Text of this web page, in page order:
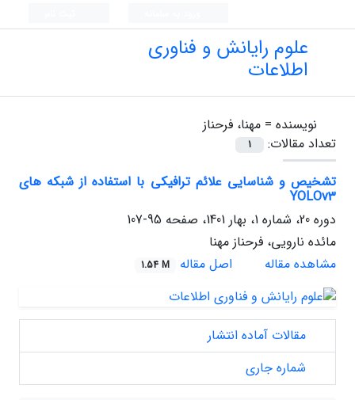
علوم رایانش و فناوری
اطلاعات
نویسنده = مهنا، فرحناز
تعداد مقالات:
1
تشخیص و شناسایی علائم ترافیکی با استفاده از شبکه های
YOLOv3
دوره 20، شماره 1، بهار 1401، صفحه
95-107
مائده نارویی، فرحناز مهنا
مشاهده مقاله
اصل مقاله 1.54 M
مقالات آماده انتشار
شماره جاری